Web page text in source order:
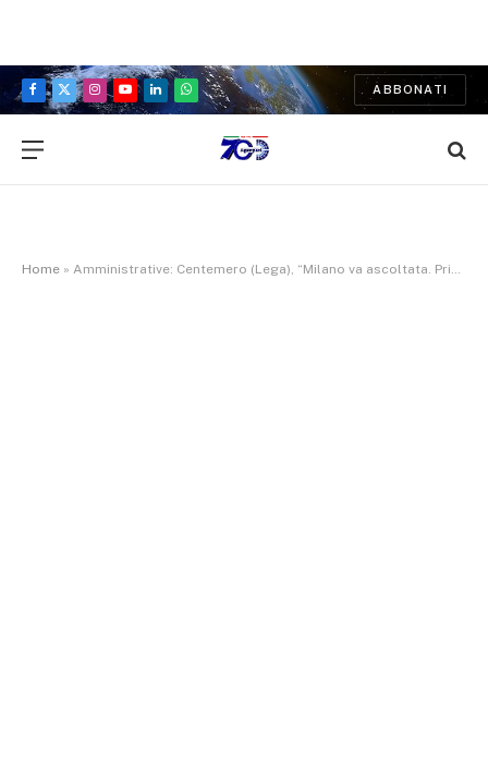
Facebook
X
Instagram
YouTubeLinkedInWhatsApp
ABBONATI
Home » Amministrative: Centemero (Lega), “Milano va ascoltata. Primarie appuntamento importante per la città